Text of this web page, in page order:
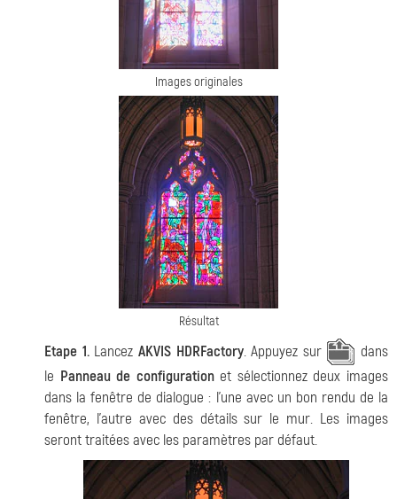
Images originales
Résultat
Etape 1.Lancez AKVIS HDRFactory. Appuyez sur
dans
le Panneau de configurationet sélectionnez deux images
dans la fenêtre de dialogue : l'une avec un bon rendu de la
fenêtre, l'autre avec des détails sur le mur. Les images
seront traitées avec les paramètres par défaut.